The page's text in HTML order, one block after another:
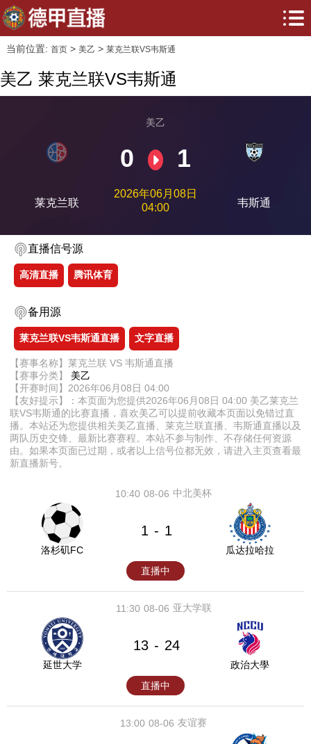
当前位置: 首页> 美乙 > 莱克兰联VS韦斯通
美乙 莱克兰联VS韦斯通
莱克兰联
美乙
0 1
2026年06月08日
04:00
韦斯通
直播信号源
高清直播 腾讯体育
备用源
莱克兰联VS韦斯通直播 文字直播
【赛事名称】莱克兰联 VS 韦斯通直播
【赛事分类】 美乙
【开赛时间】2026年06月08日 04:00
【友好提示】：本页面为您提供2026年06月08日 04:00 美乙莱克兰
联VS韦斯通的比赛直播，喜欢美乙可以提前收藏本页面以免错过直
播。本站还为您提供相关美乙直播、莱克兰联直播、韦斯通直播以及
两队历史交锋、最新比赛赛程。本站不参与制作、不存储任何资源
由。如果本页面已过期，或者以上信号位都无效，请进入主页查看最
新直播新号。
08-06
10:40 中北美杯
洛杉矶FC
1 - 1
瓜达拉哈拉
直播中
08-06
11:30 亚大学联
延世大学
13 - 24
政治大學
直播中
08-06
13:00 友谊赛